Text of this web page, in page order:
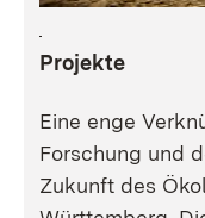
Projekte
Eine enge
Forschung und
Zukunft des